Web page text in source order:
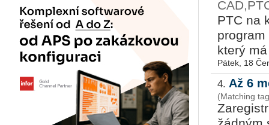
PTC na
který
Pátek, 18
4. Až 6
(Matching